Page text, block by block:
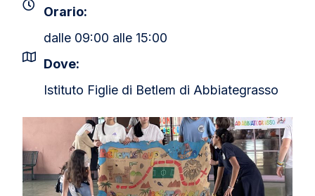
Orario:
dalle 09:00 alle 15:00
Dove:
Istituto Figlie di Betlem di Abbiategrasso